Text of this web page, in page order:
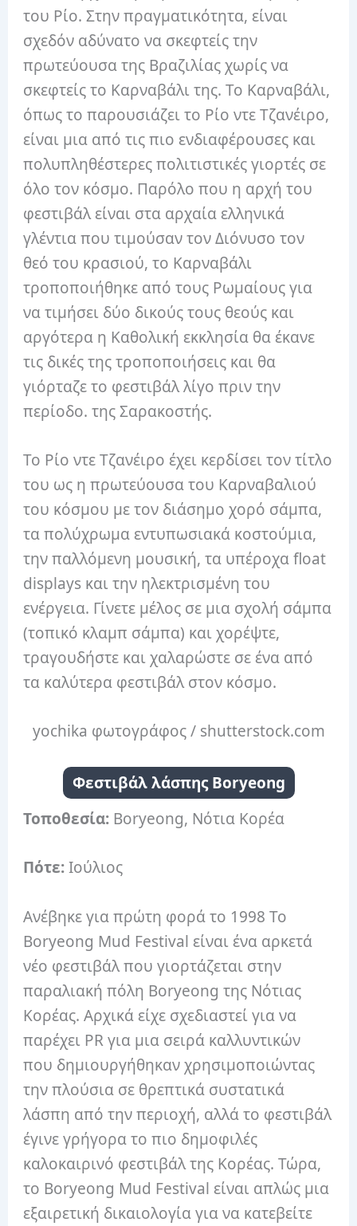
του Ρίο.Στην πραγματικότητα, είναι
σχεδόν αδύνατο να σκεφτείς την
πρωτεύουσα της Βραζιλίας χωρίς να
σκεφτείς το Καρναβάλι της.Το Καρναβάλι,
όπως το παρουσιάζει το Ρίο ντε Τζανέιρο,
είναι μια από τις πιο ενδιαφέρουσες και
πολυπληθέστερες πολιτιστικές γιορτές σε
όλο τον κόσμο. Παρόλο που η αρχή του
φεστιβάλ είναι στα αρχαία ελληνικά
γλέντια που τιμούσαν τον Διόνυσο τον
θεό του κρασιού, το Καρναβάλι
τροποποιήθηκε από τους Ρωμαίους για
να τιμήσει δύο δικούς τους θεούς και
αργότερα η Καθολική εκκλησία θα έκανε
τις δικές της τροποποιήσεις και θα
γιόρταζε το φεστιβάλ λίγο πριν την
περίοδο. της Σαρακοστής.
Το Ρίο ντε Τζανέιρο έχει κερδίσει τον τίτλο
του ως η πρωτεύουσα του Καρναβαλιού
του κόσμου με τον διάσημο χορό σάμπα,
τα πολύχρωμα εντυπωσιακά κοστούμια,
την παλλόμενη μουσική, τα υπέροχα float
displays και την ηλεκτρισμένη του
ενέργεια. Γίνετε μέλος σε μια σχολή σάμπα
(τοπικό κλαμπ σάμπα) και χορέψτε,
τραγουδήστε και χαλαρώστε σε ένα από
τα καλύτερα φεστιβάλ στον κόσμο.
yochika φωτογράφος / shutterstock.com
Φεστιβάλ λάσπης Boryeong
Τοποθεσία: Boryeong, Νότια Κορέα
Πότε:Ιούλιος
Ανέβηκε για πρώτη φορά το 1998 Το
Boryeong Mud Festival είναι ένα αρκετά
νέο φεστιβάλ που γιορτάζεται στην
παραλιακή πόλη Boryeong της Νότιας
Κορέας.Αρχικά είχε σχεδιαστεί για να
παρέχει PR για μια σειρά καλλυντικών
που δημιουργήθηκαν χρησιμοποιώντας
την πλούσια σε θρεπτικά συστατικά
λάσπη από την περιοχή, αλλά το φεστιβάλ
έγινε γρήγορα το πιο δημοφιλές
καλοκαιρινό φεστιβάλ της Κορέας.Τώρα,
το Boryeong Mud Festival είναι απλώς μια
εξαιρετική δικαιολογία για να κατεβείτε